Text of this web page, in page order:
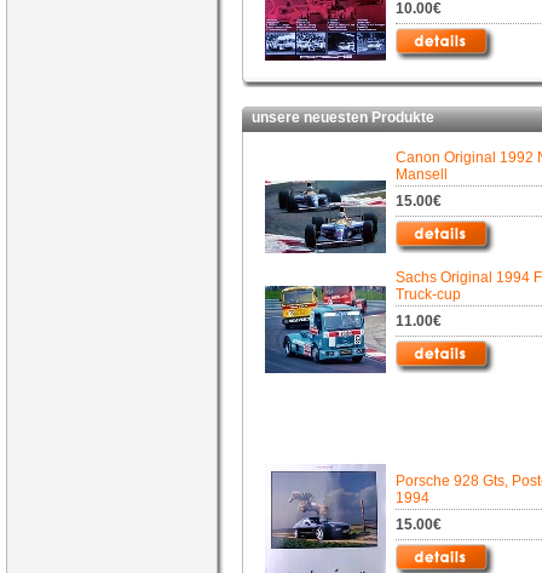
10.00€
unsere neuesten Produkte
Canon Original 1992
Mansell
15.00€
Sachs Original 1994
Truck-cup
11.00€
Porsche 928 Gts,
1994
15.00€